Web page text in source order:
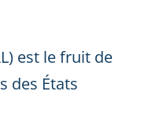
est le fruit de
des États